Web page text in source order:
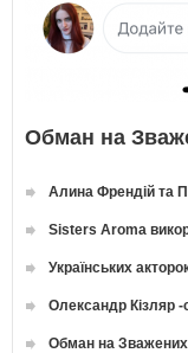
Обман на
Алина Френдій та
Sisters Aroma
Українських
Олександр Кізляр -
Обман на